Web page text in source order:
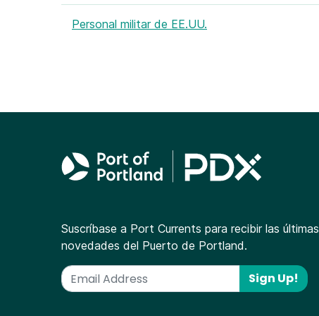
Personal militar de EE.UU.
Suscríbase a Port Currents para recibir las últimas
novedades del Puerto de Portland.
Sign Up!